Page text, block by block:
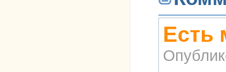
Есть